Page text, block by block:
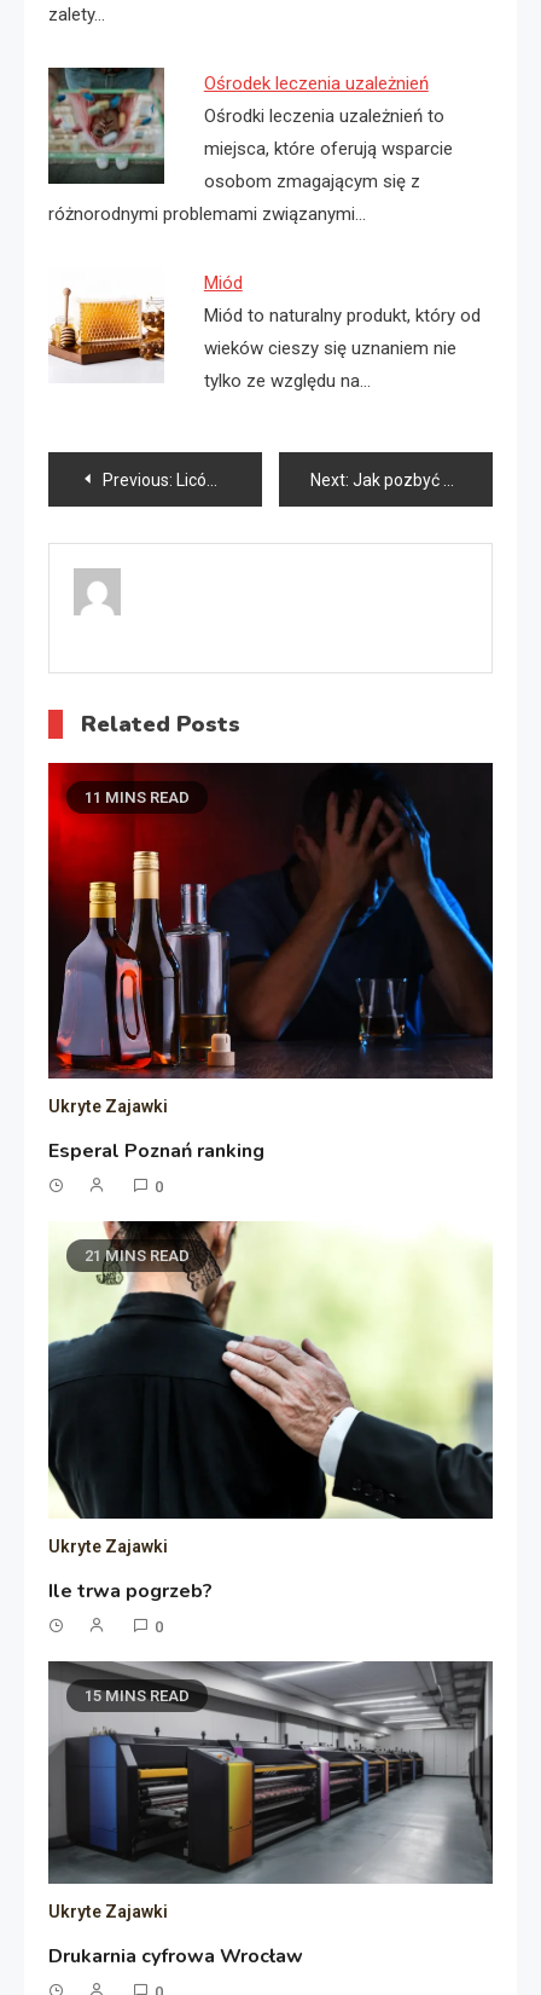
zalety…
Ośrodek leczenia uzależnień
Ośrodki leczenia uzależnień to
miejsca, które oferują wsparcie
osobom zmagającym się z
różnorodnymi problemami związanymi…
Miód
Miód to naturalny produkt, który od
wieków cieszy się uznaniem nie
tylko ze względu na…
Nawigacja
wpisu
Previous: Licówki Szczecin cena Next: Jak pozbyć się bólu zęba?
Related Posts
11 MINS READ
Ukryte Zajawki
Esperal Poznań ranking
0
21 MINS READ
Ukryte Zajawki
Ile trwa pogrzeb?
0
15 MINS READ
Ukryte Zajawki
Drukarnia cyfrowa Wrocław